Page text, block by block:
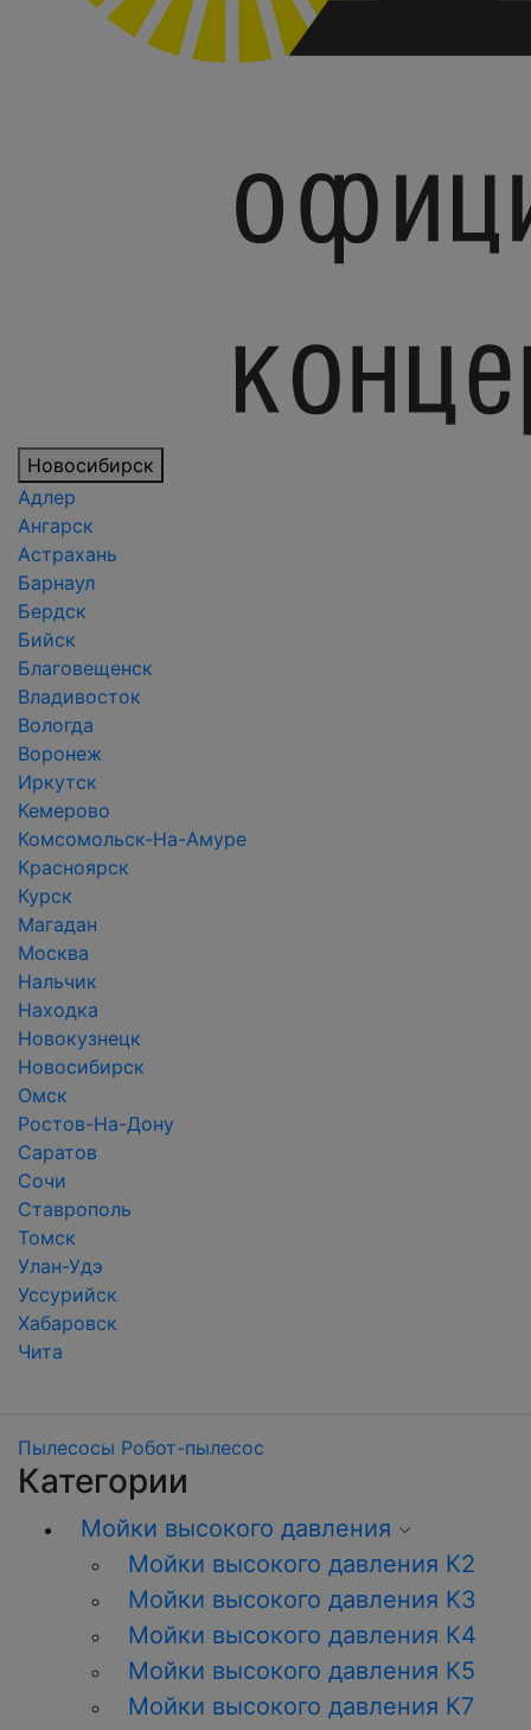
Новосибирск
Адлер
Ангарск
Астрахань
Барнаул
Бердск
Бийск
Благовещенск
Владивосток
Вологда
Воронеж
Иркутск
Кемерово
Комсомольск-На-Амуре
Красноярск
Курск
Магадан
Москва
Нальчик
Находка
Новокузнецк
Новосибирск
Омск
Ростов-На-Дону
Саратов
Сочи
Ставрополь
Томск
Улан-Удэ
Уссурийск
Хабаровск
Чита
Пылесосы Робот-пылесос
Категории
Мойки высокого давления
Мойки высокого давления К2
Мойки высокого давления K3
Мойки высокого давления К4
Мойки высокого давления К5
Мойки высокого давления К7